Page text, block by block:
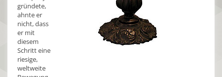
gründete,
ahnte er
nicht, dass
er mit
diesem
Schritt eine
riesige,
weltweite